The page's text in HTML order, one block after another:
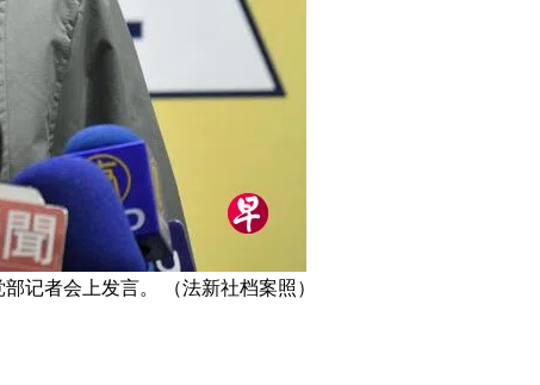
记者会上发言。 （法新社档案照）